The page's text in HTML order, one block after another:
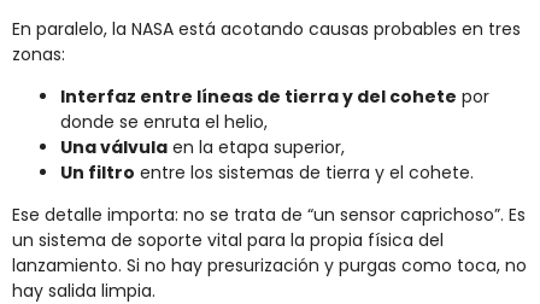
En paralelo, la NASA está acotando causas probables en tres
zonas:
Interfaz entre líneas de tierra y del cohete por
donde se enruta el helio,
Una válvula en la etapa superior,
Un filtro entre los sistemas de tierra y el cohete.
Ese detalle importa: no se trata de “un sensor caprichoso”. Es
un sistema de soporte vital para la propia física del
lanzamiento. Si no hay presurización y purgas como toca, no
hay salida limpia.